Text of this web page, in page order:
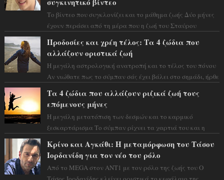
Το βίντεο που συγκλονίζει και το μάθημα ζωής Δύο μήνες
έχουν περάσει από τη μέρα που η ζωή του Σταύρου
Προδοσίες και χρέη τέλος: Τα 4 ζώδια που
αλλάζουν οριστικά ζωή
Η μεγάλη αστρολογική ανατροπή και το τέλος του πόνου
Αν νιώθατε πως το σύμπαν σάς έχει βάλει στο σημάδι, ήρθε
Τα 4 ζώδια που αλλάζουν ριζικά ζωή τους
επόμενους μήνες
Η μεγάλη μετατόπιση των δεσμών και το καρμικό
ξεσκαρτάρισμα Το σύμπαν ρίχνει τα χαρτιά του και η
Κρίνο και Αγκάθι: Η μεταμόρφωση του Τάσου
Ιορδανίδη για τον νέο του ρόλο
Από το MEGA στον ΑΝΤ1 με τον ρόλο της ζωής του Ο